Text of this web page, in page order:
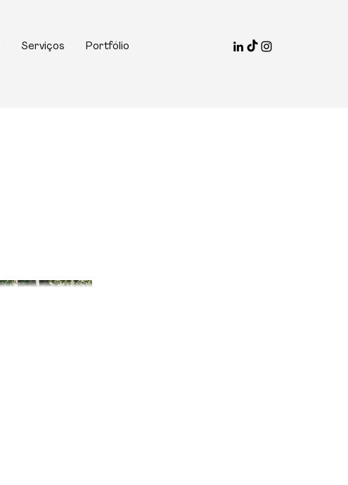
Serviços Portfólio